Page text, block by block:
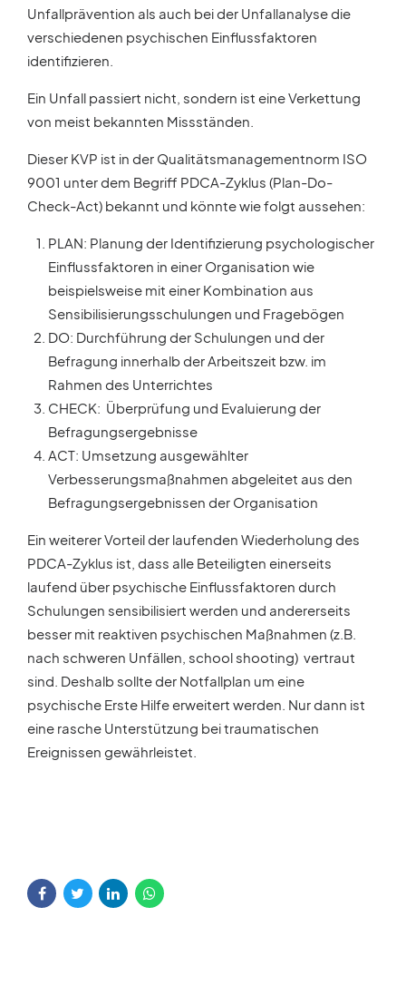
Unfallprävention als auch bei der Unfallanalyse die
verschiedenen psychischen Einflussfaktoren
identifizieren.
Ein Unfall passiert nicht, sondern ist eine Verkettung
von meist bekannten Missständen.
Dieser KVP ist in der Qualitätsmanagementnorm ISO
9001 unter dem Begriff PDCA-Zyklus (Plan-Do-
Check-Act) bekannt und könnte wie folgt aussehen:
PLAN: Planung der Identifizierung psychologischer
Einflussfaktoren in einer Organisation wie
beispielsweise mit einer Kombination aus
Sensibilisierungsschulungen und Fragebögen
DO: Durchführung der Schulungen und der
Befragung innerhalb der Arbeitszeit bzw. im
Rahmen des Unterrichtes
CHECK: Überprüfung und Evaluierung der
Befragungsergebnisse
ACT: Umsetzung ausgewählter
Verbesserungsmaßnahmen abgeleitet aus den
Befragungsergebnissen der Organisation
Ein weiterer Vorteil der laufenden Wiederholung des
PDCA-Zyklus ist, dass alle Beteiligten einerseits
laufend über psychische Einflussfaktoren durch
Schulungen sensibilisiert werden und andererseits
besser mit reaktiven psychischen Maßnahmen (z.B.
nach schweren Unfällen, school shooting) vertraut
sind. Deshalb sollte der Notfallplan um eine
psychische Erste Hilfe erweitert werden. Nur dann ist
eine rasche Unterstützung bei traumatischen
Ereignissen gewährleistet.